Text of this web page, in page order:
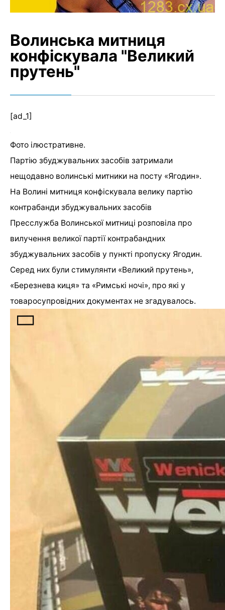
Волинська митниця
конфіскувала "Великий
прутень"
[ad_1]
Фото ілюстративне.
Партію збуджувальних засобів затримали
нещодавно волинські митники на посту «Ягодин».
На Волині митниця конфіскувала велику партію
контрабанди збуджувальних засобів
Пресслужба Волинської митниці розповіла про
вилучення великої партії контрабандних
збуджувальних засобів у пункті пропуску Ягодин.
Серед них були стимулянти «Великий прутень»,
«Березнева киця» та «Римські ночі», про які у
товаросупровідних документах не згадувалось.
«Крім понад 6 тисяч упаковок збуджуючих
засобів, «зайвими» у вантажі виявились 600
ветеринарних експрес-тестів та 40
дозиметрів побутової радіації.
Натомість, у збірному вантажі були відсутні
задекларовані 460 кг чохлів до мобільних
телефонів. Ними, схоже, компенсували вагові
показники товару, який прямував в Україну з
Польщі. Підміну виявили у ході повного
митного огляду транспортного засобу з
перерахунком та відкриттям вантажних
місць».
Зазначається, що відповідно до частини 1 статті 483
Митного кодексу, подання неправдивих відомостей
про найменування чи кількість товару під час його